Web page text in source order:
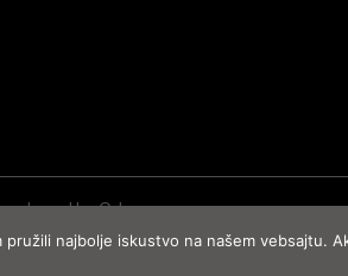
byCubes
pružili najbolje iskustvo na našem